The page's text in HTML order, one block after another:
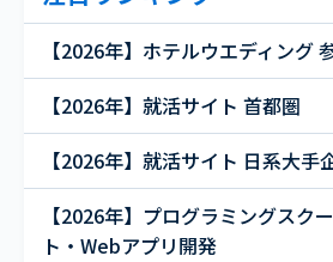
【2026年】ホテルウエディング
【2026年】就活サイト 首都圏
【2026年】就活サイト 日系大手
【2026年】プログラミングスク
ト・Webアプリ開発